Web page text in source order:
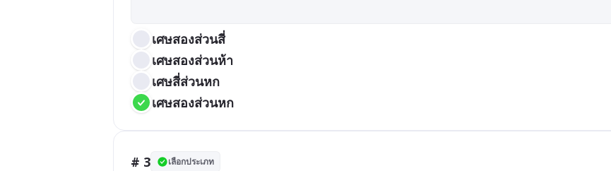
เศษสองส่วนสี่
เศษสองส่วนห้า
เศษสี่ส่วนหก
เศษสองส่วนหก
# 3 เลือกประเภท